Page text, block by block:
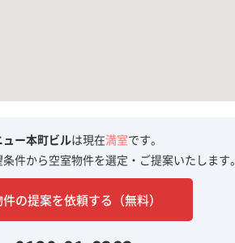
ュー本町ビルは現在満室です。
件から空室物件を選定・ご提案いたします。
の提案を依頼する（無料）